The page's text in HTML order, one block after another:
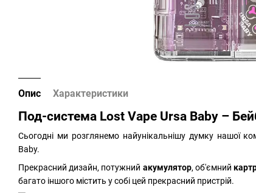
Опис Характеристики
Под-система Lost Vape Ursa Baby –
Сьогодні ми розглянемо найунікальнішу думку нашої
Baby.
Прекрасний дизайн, потужний акумулятор, об'ємний
багато іншого містить у собі цей прекрасний пристрій.